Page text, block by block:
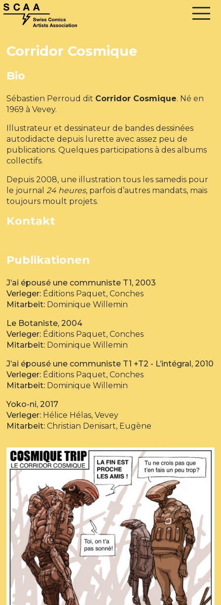
Corridor Cosmique
Bio
Sébastien Perroud dit Corridor Cosmique. Né en
1969 à Vevey.
Illustrateur et dessinateur de bandes dessinées
autodidacte depuis lurette avec assez peu de
publications. Quelques participations à des albums
collectifs.
Depuis 2008, une illustration tous les samedis pour
le journal 24 heures, parfois d’autres mandats, mais
toujours moult projets.
Kontakt
Publikationen
J’ai épousé une communiste T1, 2003
Verleger: Éditions Paquet, Conches
Mitarbeit: Dominique Willemin
Le Botaniste, 2004
Verleger: Éditions Paquet, Conches
Mitarbeit: Dominique Willemin
J’ai épousé une communiste T1 +T2 - L’intégral, 2010
Verleger: Éditions Paquet, Conches
Mitarbeit: Dominique Willemin
Yoko-ni, 2017
Verleger: Hélice Hélas, Vevey
Mitarbeit: Christian Denisart, Eugène